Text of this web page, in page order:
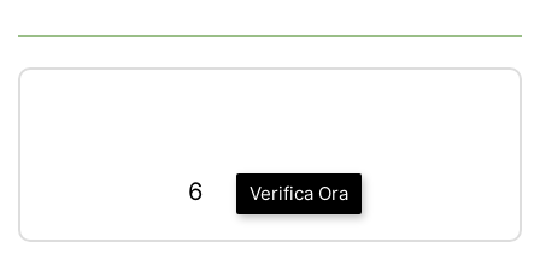
Verifica Ora
6